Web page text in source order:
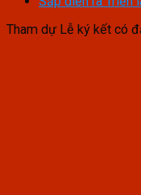
Tham dự Lễ ký kết có